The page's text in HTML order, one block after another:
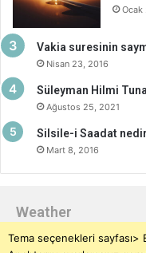
Ocak
Vakia suresinin
Nisan 23, 2016
Süleyman Hilmi
Ağustos 25, 2021
Silsile-i Saadat
Mart 8, 2016
Weather
Tema seçenekleri sayfası>